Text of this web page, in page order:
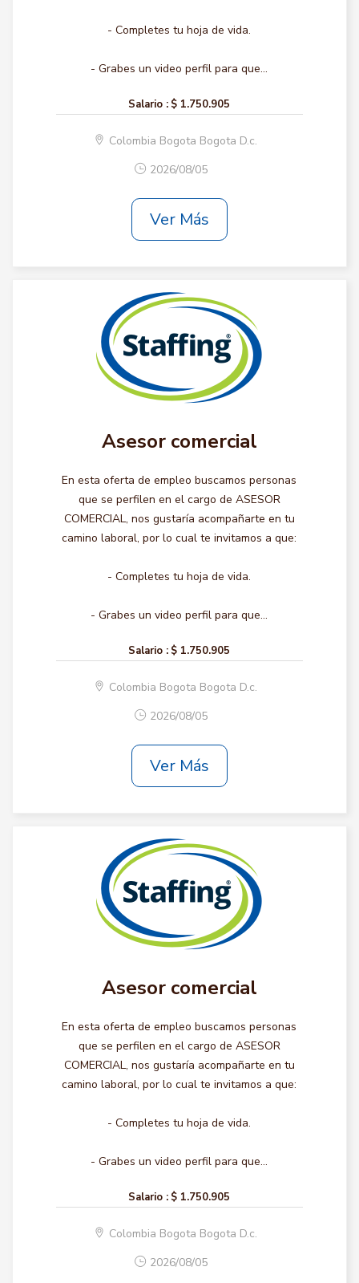
- Completes tu hoja de vida.
- Grabes un video perfil para que...
Salario : $ 1.750.905
Colombia Bogota Bogota D.c.
2026/08/05
Ver Más
Asesor comercial
En esta oferta de empleo buscamos personas
que se perfilen en el cargo de ASESOR
COMERCIAL, nos gustaría acompañarte en tu
camino laboral, por lo cual te invitamos a que:
- Completes tu hoja de vida.
- Grabes un video perfil para que...
Salario : $ 1.750.905
Colombia Bogota Bogota D.c.
2026/08/05
Ver Más
Asesor comercial
En esta oferta de empleo buscamos personas
que se perfilen en el cargo de ASESOR
COMERCIAL, nos gustaría acompañarte en tu
camino laboral, por lo cual te invitamos a que:
- Completes tu hoja de vida.
- Grabes un video perfil para que...
Salario : $ 1.750.905
Colombia Bogota Bogota D.c.
2026/08/05